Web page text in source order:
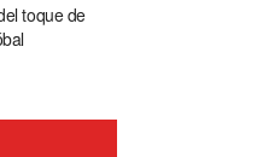
toque de